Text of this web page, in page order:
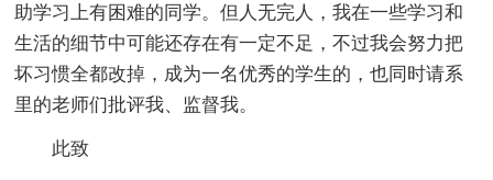
助学习上有困难的同学。但人无完人，我在一些学习和
生活的细节中可能还存在有一定不足，不过我会努力把
坏习惯全都改掉，成为一名优秀的学生的，也同时请系
里的老师们批评我、监督我。
此致